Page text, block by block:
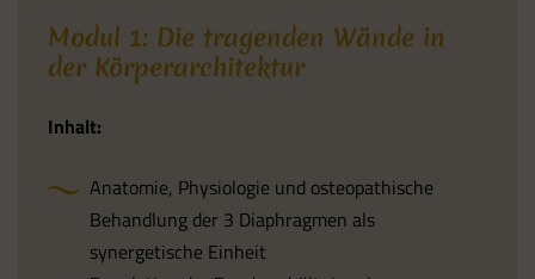
Modul 1: Die tragenden Wände in
der Körperarchitektur
Inhalt:
Anatomie, Physiologie und osteopathische
Behandlung der 3 Diaphragmen als
synergetische Einheit